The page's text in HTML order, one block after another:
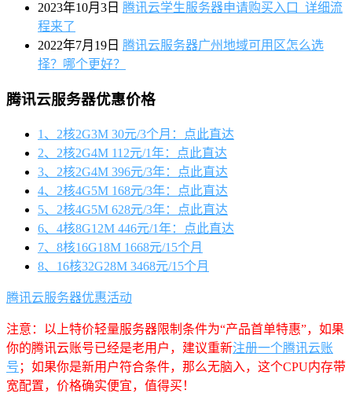
2023年10月3日 腾讯云学生服务器申请购买入口_详细流
程来了
2022年7月19日 腾讯云服务器广州地域可用区怎么选
择？哪个更好？
腾讯云服务器优惠价格
1、2核2G3M 30元/3个月：点此直达
2、2核2G4M 112元/1年：点此直达
3、2核2G4M 396元/3年：点此直达
4、2核4G5M 168元/3年：点此直达
5、2核4G5M 628元/3年：点此直达
6、4核8G12M 446元/1年：点此直达
7、8核16G18M 1668元/15个月
8、16核32G28M 3468元/15个月
腾讯云服务器优惠活动
注意：以上特价轻量服务器限制条件为“产品首单特惠”，如果
你的腾讯云账号已经是老用户，建议重新注册一个腾讯云账
号 ；如果你是新用户符合条件，那么无脑入，这个CPU内存带
宽配置，价格确实便宜，值得买！